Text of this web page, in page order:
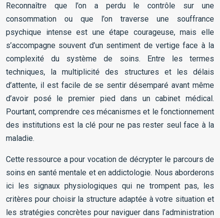
Reconnaître que l’on a perdu le contrôle sur une
consommation ou que l’on traverse une souffrance
psychique intense est une étape courageuse, mais elle
s’accompagne souvent d’un sentiment de vertige face à la
complexité du système de soins. Entre les termes
techniques, la multiplicité des structures et les délais
d’attente, il est facile de se sentir désemparé avant même
d’avoir posé le premier pied dans un cabinet médical.
Pourtant, comprendre ces mécanismes et le fonctionnement
des institutions est la clé pour ne pas rester seul face à la
maladie.
Cette ressource a pour vocation de décrypter le parcours de
soins en santé mentale et en addictologie. Nous aborderons
ici les signaux physiologiques qui ne trompent pas, les
critères pour choisir la structure adaptée à votre situation et
les stratégies concrètes pour naviguer dans l’administration